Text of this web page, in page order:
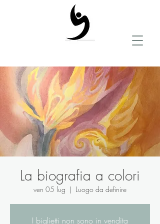
La biografia a colori
ven 05 lug
  |
Luogo da definire
I biglietti non sono in vendita